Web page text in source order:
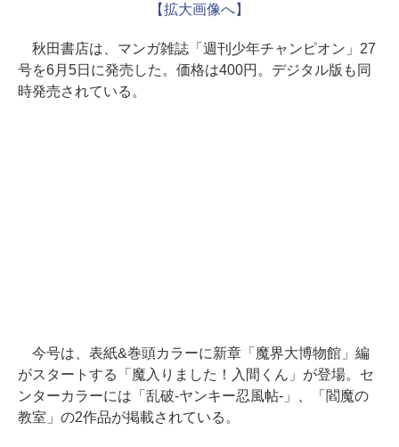
【拡大画像へ】
秋田書店は、マンガ雑誌「週刊少年チャンピオン」27
号を6月5日に発売した。価格は400円。デジタル版も同
時発売されている。
今号は、表紙&巻頭カラーに新章「魔界大博物館」編
がスタートする「魔入りました！入間くん」が登場。セ
ンターカラーには「乱破-ヤンキー忍風帖-」、「閻魔の
教室」の2作品が掲載されている。